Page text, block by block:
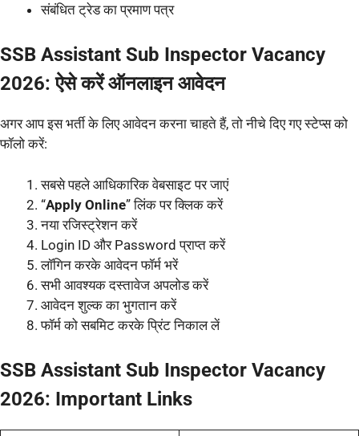
संबंधित ट्रेड का प्रमाण पत्र
SSB Assistant Sub Inspector Vacancy
2026: ऐसे करें ऑनलाइन आवेदन
अगर आप इस भर्ती के लिए आवेदन करना चाहते हैं, तो नीचे दिए गए स्टेप्स को
फॉलो करें:
सबसे पहले आधिकारिक वेबसाइट पर जाएं
“Apply Online” लिंक पर क्लिक करें
नया रजिस्ट्रेशन करें
Login ID और Password प्राप्त करें
लॉगिन करके आवेदन फॉर्म भरें
सभी आवश्यक दस्तावेज अपलोड करें
आवेदन शुल्क का भुगतान करें
फॉर्म को सबमिट करके प्रिंट निकाल लें
SSB Assistant Sub Inspector Vacancy
2026: Important Links